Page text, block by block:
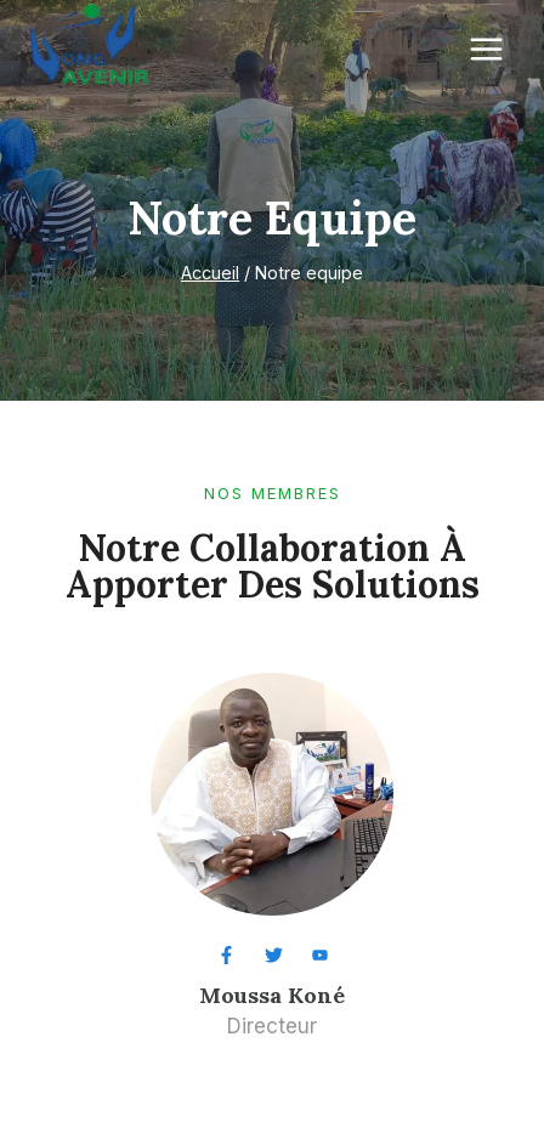
Aller
au
contenu
Notre Equipe
Accueil / Notre equipe
NOS MEMBRES
Notre Collaboration À
Apporter Des Solutions
Moussa Koné​
Directeur